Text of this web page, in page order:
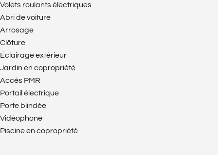
Volets roulants électriques
Abri de voiture
Arrosage
Clôture
Éclairage extérieur
Jardin en copropriété
Accès PMR
Portail électrique
Porte blindée
Vidéophone
Piscine en copropriété